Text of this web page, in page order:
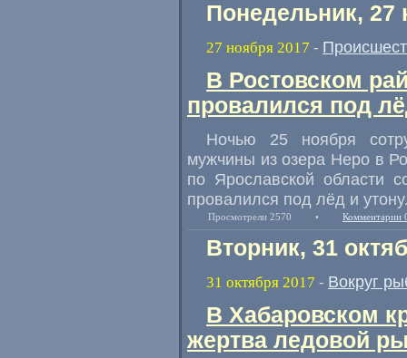
Понедельник, 27
27 ноября 2017 -
В Ростовском
провалился под
Ночью 25 ноября
мужчины из озера Неро в
по Ярославской области
провалился под лёд и
Просмотрели 2570 • Комментарии
Вторник, 31
31 октября 2017 - Вокруг
В Хабаровском
жертва ледовой